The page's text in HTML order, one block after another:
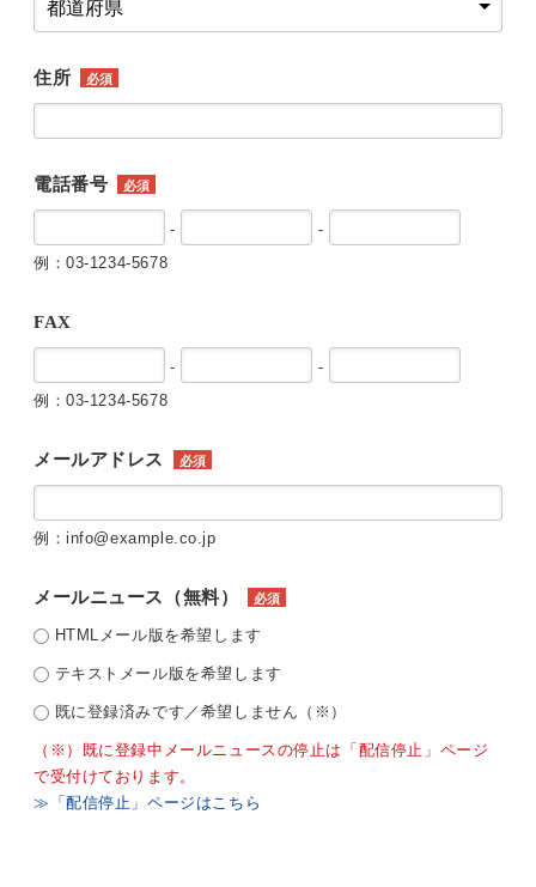
住所 必須
電話番号 必須
-
-
例：03-1234-5678
FAX
-
-
例：03-1234-5678
メールアドレス 必須
例：info@example.co.jp
メールニュース（無料） 必須
HTMLメール版を希望します
テキストメール版を希望します
既に登録済みです／希望しません（※）
（※）既に登録中メールニュースの停止は「配信停止」ページ
で受付けております。
≫「配信停止」ページはこちら